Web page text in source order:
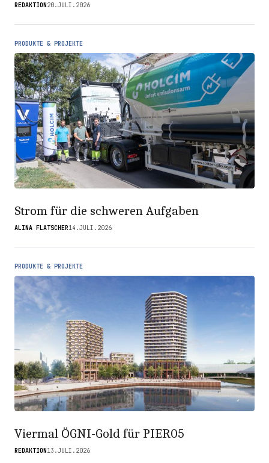
REDAKTION20.JULI.2026
PRODUKTE & PROJEKTE
Strom für die schweren Aufgaben
ALINA FLATSCHER14.JULI.2026
PRODUKTE & PROJEKTE
Viermal ÖGNI-Gold für PIER05
REDAKTION13.JULI.2026